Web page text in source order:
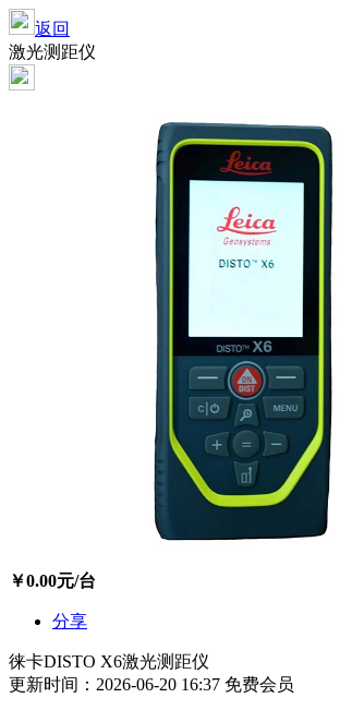
返回
激光测距仪
￥0.00元/台
分享
徕卡DISTO X6激光测距仪
更新时间：2026-06-20 16:37 免费会员